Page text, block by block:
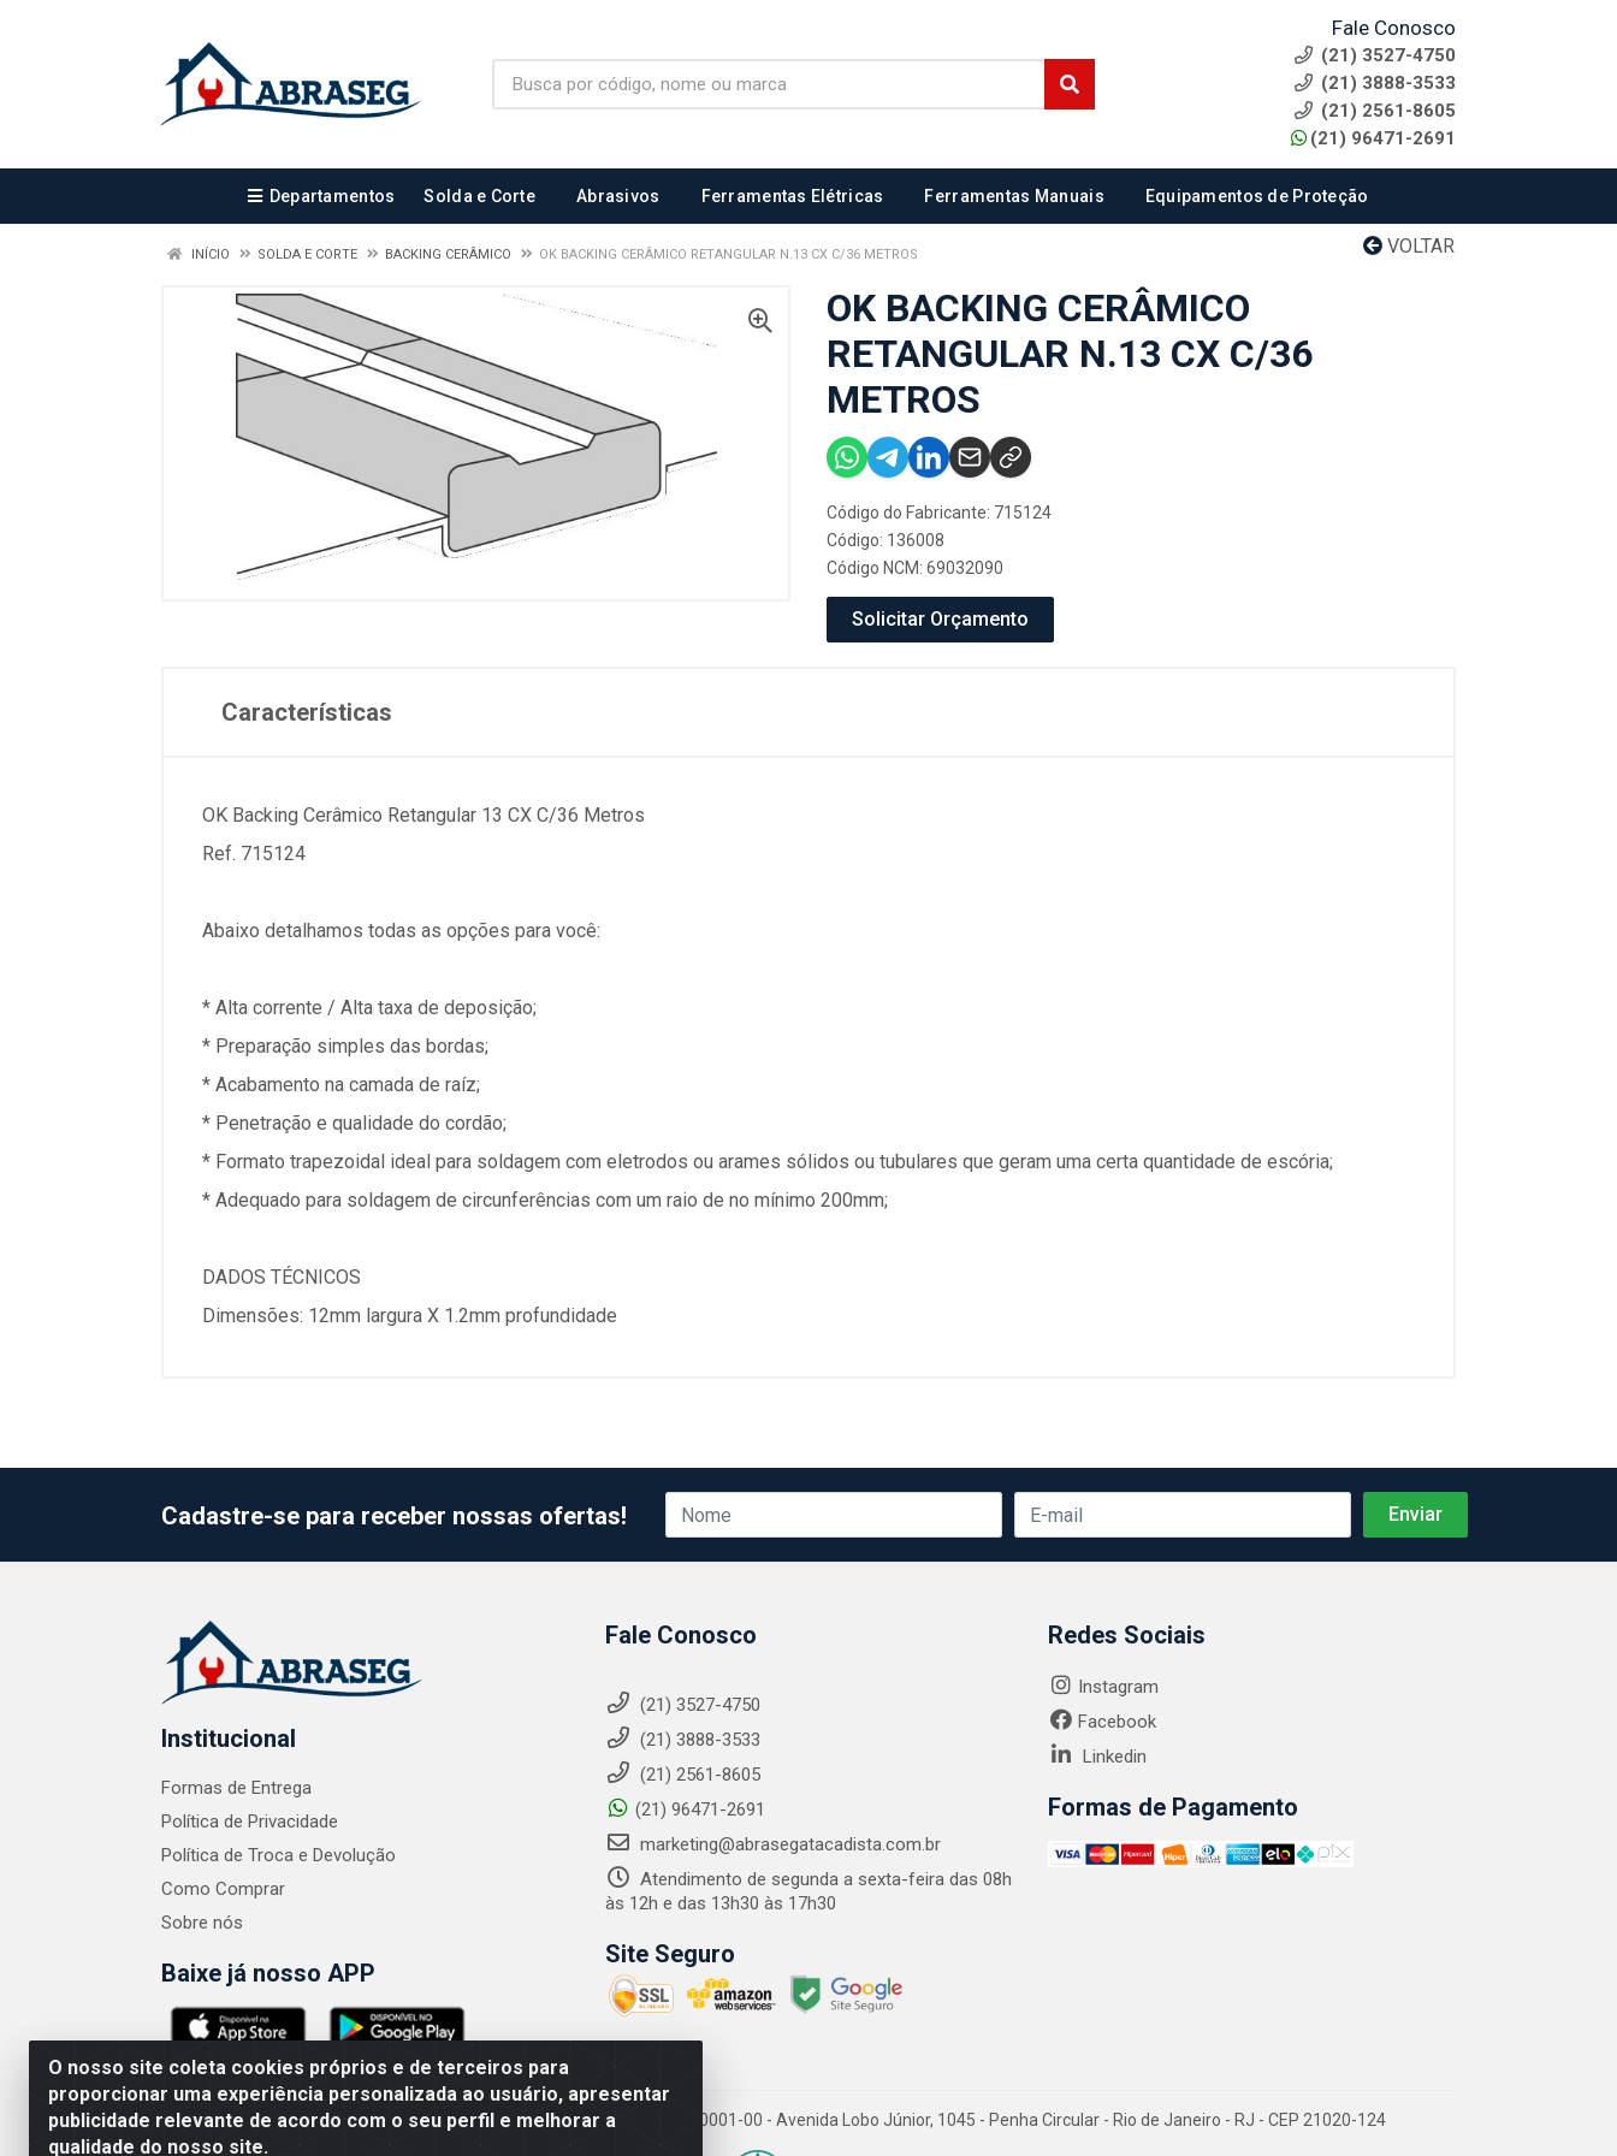
Fale Conosco
(21) 3527-4750
(21) 3888-3533
(21) 2561-8605
(21) 96471-2691
Departamentos Solda e Corte Abrasivos Ferramentas Elétricas Ferramentas Manuais Equipamentos de Proteção
VOLTAR
INÍCIO SOLDA E CORTE BACKING CERÂMICO OK BACKING CERÂMICO RETANGULAR N.13 CX C/36 METROS
OK BACKING CERÂMICO
RETANGULAR N.13 CX C/36
METROS
Código do Fabricante: 715124
Código: 136008
Código NCM: 69032090
Solicitar Orçamento
Características
OK Backing Cerâmico Retangular 13 CX C/36 Metros
Ref. 715124
Abaixo detalhamos todas as opções para você:
* Alta corrente / Alta taxa de deposição;
* Preparação simples das bordas;
* Acabamento na camada de raíz;
* Penetração e qualidade do cordão;
* Formato trapezoidal ideal para soldagem com eletrodos ou arames sólidos ou tubulares que geram uma certa quantidade de escória;
* Adequado para soldagem de circunferências com um raio de no mínimo 200mm;
DADOS TÉCNICOS
Dimensões: 12mm largura X 1.2mm profundidade
O nosso site coleta cookies próprios e de terceiros para
proporcionar uma experiência personalizada ao usuário, apresentar
publicidade relevante de acordo com o seu perfil e melhorar a
qualidade do nosso site.
Cadastre-se para receber nossas ofertas!
Institucional
Formas de Entrega
Política de Privacidade
Política de Troca e Devolução
Como Comprar
Sobre nós
Baixe já nosso APP
Fale Conosco
(21) 3527-4750
(21) 3888-3533
(21) 2561-8605
(21) 96471-2691
marketing@abrasegatacadista.com.br
Atendimento de segunda a sexta-feira das 08h
às 12h e das 13h30 às 17h30
Site Seguro
Redes Sociais
Instagram
Facebook
Linkedin
Formas de Pagamento
ABRASEG COMÉRCIO ATACADISTA LTDA - CNPJ: 10.894.768/0001-00 - Avenida Lobo Júnior, 1045 - Penha Circular - Rio de Janeiro - RJ - CEP 21020-124